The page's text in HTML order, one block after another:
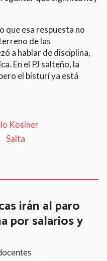
que esa respuesta no
de las
a hablar de disciplina,
En el PJ salteño, la
el bisturí ya está
Kosiner
Salta
irán al paro
por salarios y